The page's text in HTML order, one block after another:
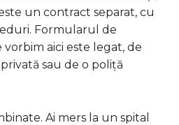
un contract separat, cu
Formularul de
aici este legat, de
sau de o poliță
Ai mers la un spital